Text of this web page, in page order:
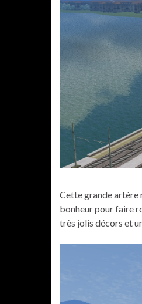
Cette grande artère
bonheur pour faire
très jolis décors et